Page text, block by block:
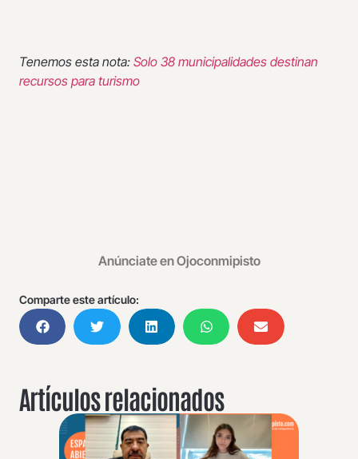
Tenemos esta nota: Solo 38 municipalidades destinan
recursos para turismo
Anúnciate en Ojoconmipisto
Comparte este artículo:
Artículos relacionados